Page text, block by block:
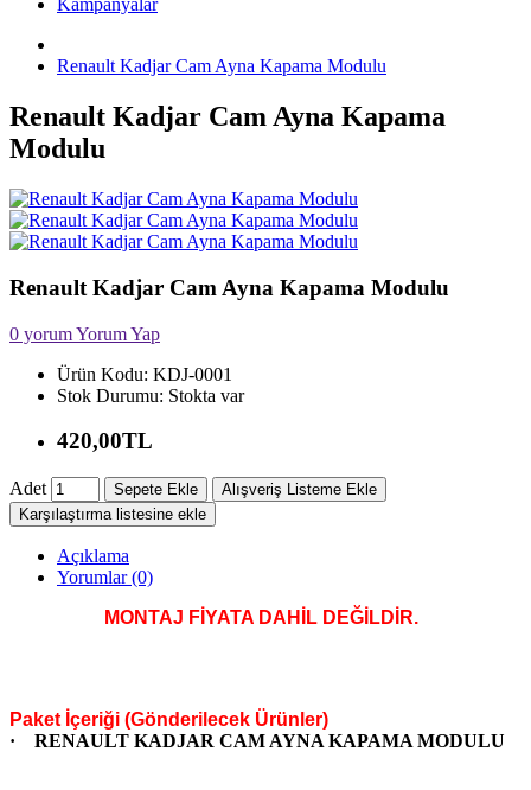
Kampanyalar
Renault Kadjar Cam Ayna Kapama Modulu
Renault Kadjar Cam Ayna Kapama
Modulu
Renault Kadjar Cam Ayna Kapama Modulu
0 yorumYorum Yap
Ürün Kodu: KDJ-0001
Stok Durumu: Stokta var
420,00TL
Adet Sepete Ekle
Alışveriş Listeme Ekle
Karşılaştırma listesine ekle
Açıklama
Yorumlar (0)
MONTAJ FİYATA DAHİL DEĞİLDİR.
Paket İçeriği (Gönderilecek Ürünler)
· RENAULT KADJAR CAM AYNA KAPAMA MODULU